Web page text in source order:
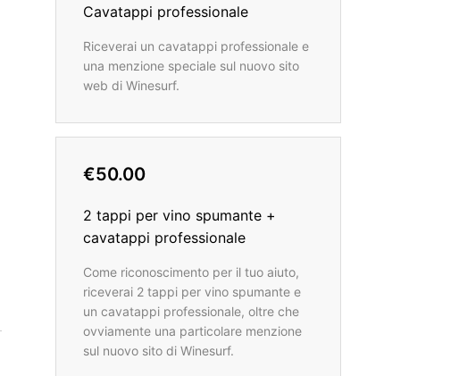
Cavatappi professionale
Riceverai un cavatappi professionale e
una menzione speciale sul nuovo sito
web di Winesurf.
€50.00
2 tappi per vino spumante +
cavatappi professionale
Come riconoscimento per il tuo aiuto,
riceverai 2 tappi per vino spumante e
un cavatappi professionale, oltre che
ovviamente una particolare menzione
sul nuovo sito di Winesurf.